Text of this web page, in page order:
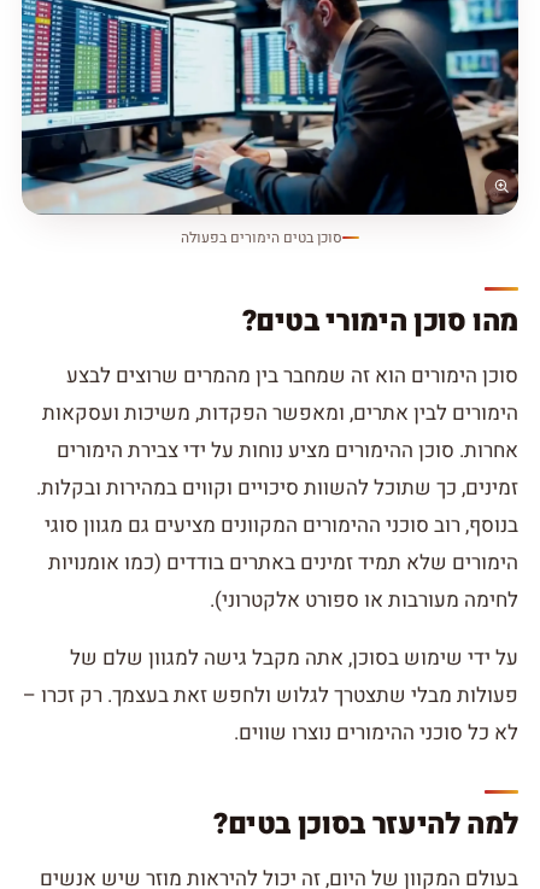
סוכן בטים הימורים בפעולה
מהו סוכן הימורי בטים?
סוכן הימורים הוא זה שמחבר בין מהמרים שרוצים לבצע
הימורים לבין אתרים, ומאפשר הפקדות, משיכות ועסקאות
אחרות. סוכן ההימורים מציע נוחות על ידי צבירת הימורים
זמינים, כך שתוכל להשוות סיכויים וקווים במהירות ובקלות.
בנוסף, רוב סוכני ההימורים המקוונים מציעים גם מגוון סוגי
הימורים שלא תמיד זמינים באתרים בודדים (כמו אומנויות
לחימה מעורבות או ספורט אלקטרוני).
על ידי שימוש בסוכן, אתה מקבל גישה למגוון שלם של
פעולות מבלי שתצטרך לגלוש ולחפש זאת בעצמך. רק זכרו –
לא כל סוכני ההימורים נוצרו שווים.
למה להיעזר בסוכן בטים?
בעולם המקוון של היום, זה יכול להיראות מוזר שיש אנשים